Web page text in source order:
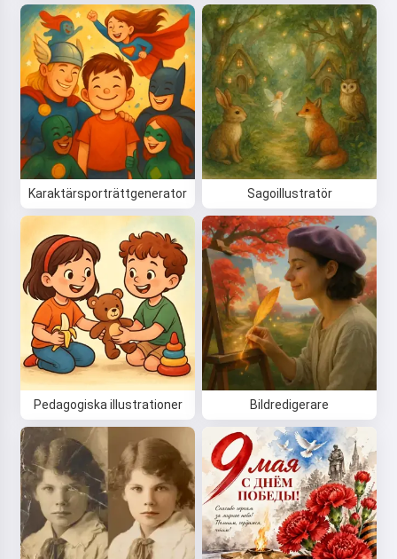
Karaktärsporträttgenerator Sagoillustratör
Pedagogiska illustrationer Bildredigerare